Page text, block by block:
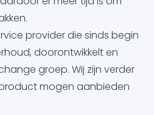
provider die sinds begin
doorontwikkelt en
groep. Wij zijn verder
mogen aanbieden